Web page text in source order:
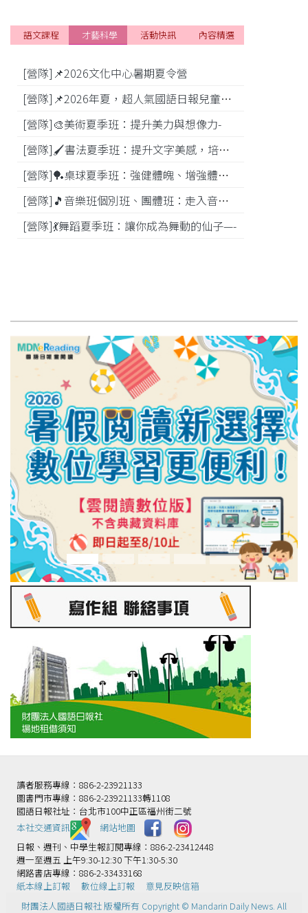
[營隊]📌2026文化中心暑期夏令營
[營隊]📌2026年夏，超人氣國語日報兒童商學院搶先報！
[營隊]🎨美術夏季班：提升美力與想像力-
[營隊]🖌️書法夏季班：提升文字美感，培養專注力—
[營隊]️🏓桌球夏季班：強健體魄、增強體能---
[營隊]🎵️音樂班個別班、團體班：走入音樂世界-
[營隊]💃舞蹈夏季班：讓你成為舞動的仙子—-
語文課程 才藝科學 活動快訊 內容精選
讀者服務專線：886-2-23921133
圖書門市專線：886-2-23921133轉1108
國語日報社址：台北市100中正區福州街二號
本社交通資訊️
網站地圖
日報、週刊、中學生報訂閱專線：886-2-23412448
週一至週五 上午9:30-12:30 下午1:30-5:30
網路書店專線：886-2-33433168
紙本線上訂報
數位線上訂報
意見反映信箱
財團法人國語日報社 版權所有 Copyright © Mandarin Daily News. All